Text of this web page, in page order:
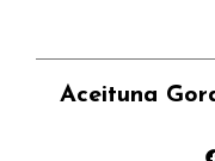
Aceituna